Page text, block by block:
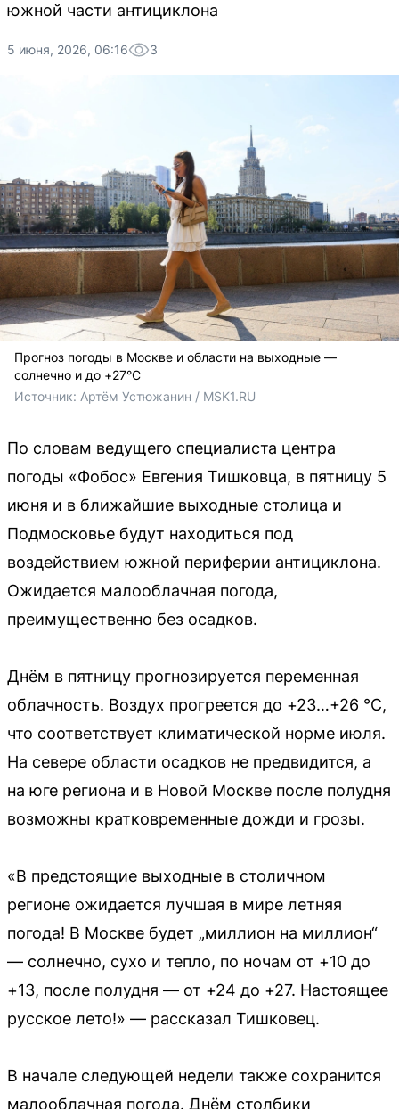
южной части антициклона
5 июня, 2026, 06:16 3
Прогноз погоды в Москве и области на выходные —
солнечно и до +27°C
Источник: Артём Устюжанин / MSK1.RU
По словам ведущего специалиста центра
погоды «Фобос» Евгения Тишковца, в пятницу 5
июня и в ближайшие выходные столица и
Подмосковье будут находиться под
воздействием южной периферии антициклона.
Ожидается малооблачная погода,
преимущественно без осадков.
Днём в пятницу прогнозируется переменная
облачность. Воздух прогреется до +23…+26 °C,
что соответствует климатической норме июля.
На севере области осадков не предвидится, а
на юге региона и в Новой Москве после полудня
возможны кратковременные дожди и грозы.
«В предстоящие выходные в столичном
регионе ожидается лучшая в мире летняя
погода! В Москве будет „миллион на миллион“
— солнечно, сухо и тепло, по ночам от +10 до
+13, после полудня — от +24 до +27. Настоящее
русское лето!» — рассказал Тишковец.
В начале следующей недели также сохранится
малооблачная погода. Днём столбики